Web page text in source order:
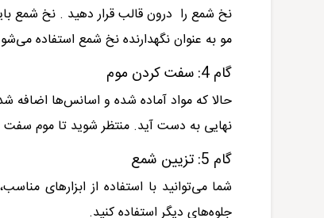
نخ شمع را درون قالب قرار دهید . نخ شمع
مو به عنوان نگهدارنده نخ شمع استفاده
گام 4: سفت کردن موم
حالا که مواد آماده شده و اسانس‌ها اضافه
نهایی به دست آید. منتظر شوید تا موم
گام 5: تزیین شمع
شما می‌توانید با استفاده از ابزارهای
جلوه‌های دیگر استفاده کنید.